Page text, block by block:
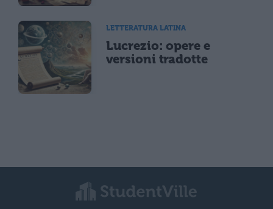
LETTERATURA LATINA
Lucrezio: opere e
versioni tradotte